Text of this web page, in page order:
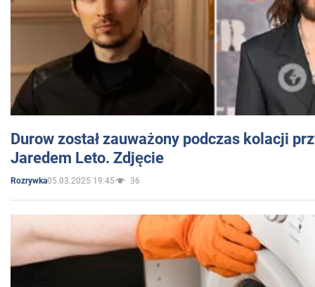
Durow został zauważony podczas kolacji
Jaredem Leto. Zdjęcie
Rozrywka05.03.2025 19:45 36